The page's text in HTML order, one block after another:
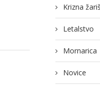
Krizna
Letalstvo
Mornarica
Novice